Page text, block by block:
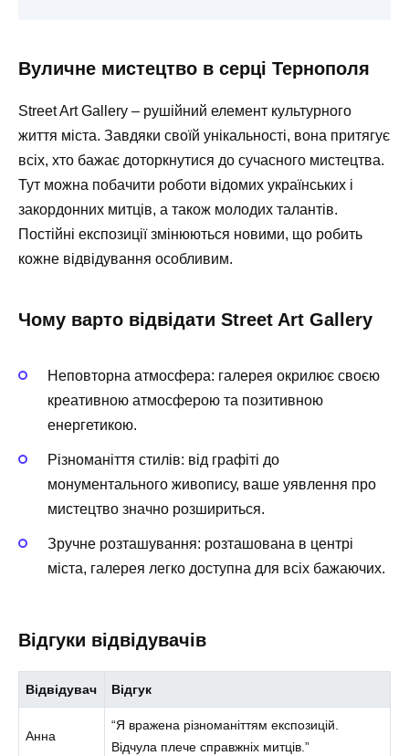
Вуличне мистецтво в серці Тернополя
Street Art Gallery – рушійний елемент культурного
життя міста. Завдяки своїй унікальності, вона притягує
всіх, хто бажає доторкнутися до сучасного мистецтва.
Тут можна побачити роботи відомих українських і
закордонних митців, а також молодих талантів.
Постійні експозиції змінюються новими, що робить
кожне відвідування особливим.
Чому варто відвідати Street Art Gallery
Неповторна атмосфера: галерея окрилює своєю
креативною атмосферою та позитивною
енергетикою.
Різноманіття стилів: від графіті до
монументального живопису, ваше уявлення про
мистецтво значно розшириться.
Зручне розташування: розташована в центрі
міста, галерея легко доступна для всіх бажаючих.
Відгуки відвідувачів
Відвідувач Відгук
Анна
“Я вражена різноманіттям експозицій.
Відчула плече справжніх митців.”